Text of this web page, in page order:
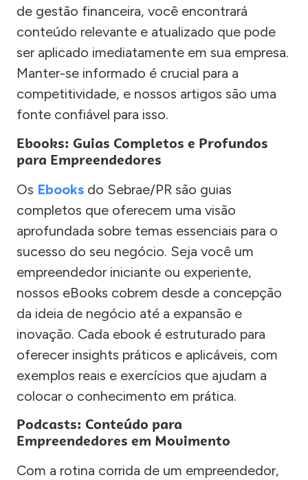
de gestão financeira, você encontrará
conteúdo relevante e atualizado que pode
ser aplicado imediatamente em sua empresa.
Manter-se informado é crucial para a
competitividade, e nossos artigos são uma
fonte confiável para isso.
Ebooks: Guias Completos e Profundos
para Empreendedores
Os Ebooks do Sebrae/PR são guias
completos que oferecem uma visão
aprofundada sobre temas essenciais para o
sucesso do seu negócio. Seja você um
empreendedor iniciante ou experiente,
nossos eBooks cobrem desde a concepção
da ideia de negócio até a expansão e
inovação. Cada ebook é estruturado para
oferecer insights práticos e aplicáveis, com
exemplos reais e exercícios que ajudam a
colocar o conhecimento em prática.
Podcasts: Conteúdo para
Empreendedores em Movimento
Com a rotina corrida de um empreendedor,